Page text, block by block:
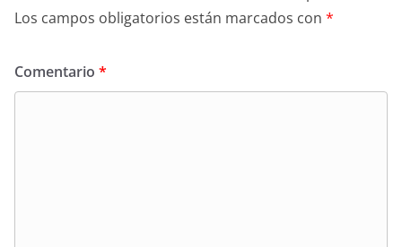
Los campos obligatorios están marcados con *
Comentario *